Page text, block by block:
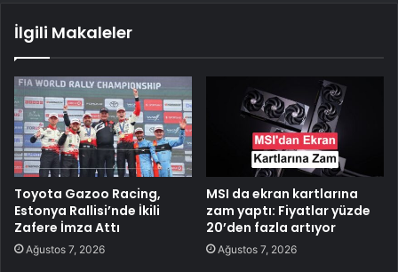
İlgili Makaleler
Toyota Gazoo Racing,
Estonya Rallisi’nde İkili
Zafere İmza Attı
Ağustos 7, 2026
MSI da ekran kartlarına
zam yaptı: Fiyatlar yüzde
20’den fazla artıyor
Ağustos 7, 2026